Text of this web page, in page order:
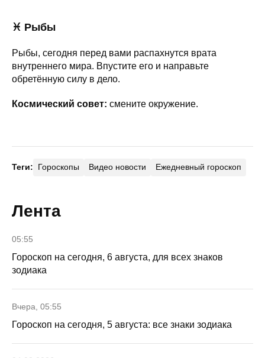
♓ Рыбы
Рыбы, сегодня перед вами распахнутся врата
внутреннего мира. Впустите его и направьте
обретённую силу в дело.
Космический совет: смените окружение.
Теги: Гороскопы Видео новости Ежедневный гороскоп
Лента
05:55
Гороскоп на сегодня, 6 августа, для всех знаков
зодиака
Вчера, 05:55
Гороскоп на сегодня, 5 августа: все знаки зодиака